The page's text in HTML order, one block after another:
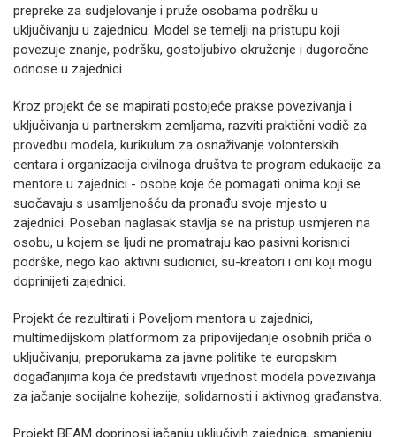
prepreke za sudjelovanje i pruže osobama podršku u
uključivanju u zajednicu. Model se temelji na pristupu koji
povezuje znanje, podršku, gostoljubivo okruženje i dugoročne
odnose u zajednici.
Kroz projekt će se mapirati postojeće prakse povezivanja i
uključivanja u partnerskim zemljama, razviti praktični vodič za
provedbu modela, kurikulum za osnaživanje volonterskih
centara i organizacija civilnoga društva te program edukacije za
mentore u zajednici - osobe koje će pomagati onima koji se
suočavaju s usamljenošću da pronađu svoje mjesto u
zajednici. Poseban naglasak stavlja se na pristup usmjeren na
osobu, u kojem se ljudi ne promatraju kao pasivni korisnici
podrške, nego kao aktivni sudionici, su-kreatori i oni koji mogu
doprinijeti zajednici.
Projekt će rezultirati i Poveljom mentora u zajednici,
multimedijskom platformom za pripovijedanje osobnih priča o
uključivanju, preporukama za javne politike te europskim
događanjima koja će predstaviti vrijednost modela povezivanja
za jačanje socijalne kohezije, solidarnosti i aktivnog građanstva.
Projekt BEAM doprinosi jačanju uključivih zajednica, smanjenju